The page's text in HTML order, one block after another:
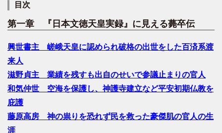
目次
第一章 『日本文徳天皇実録』に見える薨卒伝
興世書主 嵯峨天皇に認められ破格の出世をした百済系渡
来人
滋野貞主 業績を残すも出自のせいで参議止まりの官人
和気仲世 空海を保護し、神護寺建立など平安初期仏教を
庇護
藤原高房 神の祟りを恐れず民を救った豪傑肌の官人の生
涯